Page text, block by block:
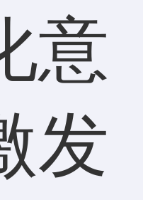
意
发